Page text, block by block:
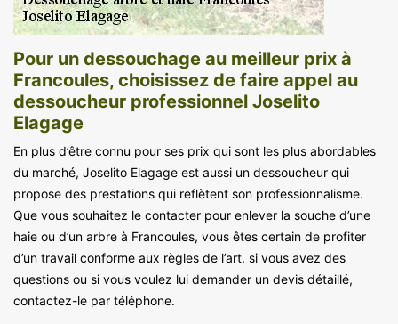
Pour un dessouchage au meilleur prix à
Francoules, choisissez de faire appel au
dessoucheur professionnel Joselito
Elagage
En plus d’être connu pour ses prix qui sont les plus abordables
du marché, Joselito Elagage est aussi un dessoucheur qui
propose des prestations qui reflètent son professionnalisme.
Que vous souhaitez le contacter pour enlever la souche d’une
haie ou d’un arbre à Francoules, vous êtes certain de profiter
d’un travail conforme aux règles de l’art. si vous avez des
questions ou si vous voulez lui demander un devis détaillé,
contactez-le par téléphone.